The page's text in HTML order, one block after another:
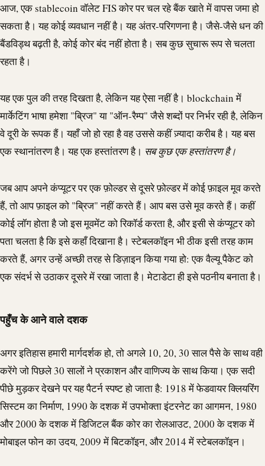
आज, एकstablecoinवॉलेट FIS कोर पर चल रहे बैंक खाते में वापस जमा हो
सकता है। यह कोई व्यवधान नहीं है। यह अंतर-परिगणना है। जैसे-जैसे धन की
बैंडविड्थ बढ़ती है, कोई कोर बंद नहीं होता है। सब कुछ सुचारू रूप से चलता
रहता है।
यह एक पुल की तरह दिखता है, लेकिन यह ऐसा नहीं है। blockchainमें
मार्केटिंग भाषा हमेशा "ब्रिज" या "ऑन-रैम्प" जैसे शब्दों पर निर्भर रही है, लेकिन
वे दूरी के रूपक हैं। यहाँ जो हो रहा है वह उससे कहीं ज़्यादा करीब है। यह बस
एक स्थानांतरण है। यह एक हस्तांतरण है। सब कुछ एक हस्तांतरण है।
जब आप अपने कंप्यूटर पर एक फ़ोल्डर से दूसरे फ़ोल्डर में कोई फ़ाइल मूव करते
हैं, तो आप फ़ाइल को "ब्रिज" नहीं करते हैं। आप बस उसे मूव करते हैं। कहीं
कोई लॉग होता है जो इस मूवमेंट को रिकॉर्ड करता है, और इसी से कंप्यूटर को
पता चलता है कि इसे कहाँ दिखाना है। स्टेबलकॉइन भी ठीक इसी तरह काम
करते हैं, अगर उन्हें अच्छी तरह से डिज़ाइन किया गया हो: एक वैल्यू पैकेट को
एक संदर्भ से उठाकर दूसरे में रखा जाता है। मेटाडेटा ही इसे पठनीय बनाता है।
पहुँच के आने वाले दशक
अगर इतिहास हमारी मार्गदर्शक हो, तो अगले 10, 20, 30 साल पैसे के साथ वही
करेंगे जो पिछले 30 सालों ने प्रकाशन और वाणिज्य के साथ किया। एक सदी
पीछे मुड़कर देखने पर यह पैटर्न स्पष्ट हो जाता है: 1918 में फेडवायर क्लियरिंग
सिस्टम का निर्माण, 1990 के दशक में उपभोक्ता इंटरनेट का आगमन, 1980
और 2000 के दशक में डिजिटल बैंक कोर का रोलआउट, 2000 के दशक में
मोबाइल फोन का उदय, 2009 में बिटकॉइन, और 2014 में स्टेबलकॉइन।